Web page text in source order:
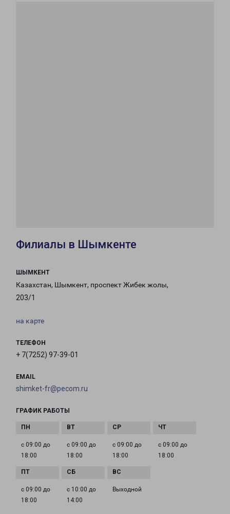
Филиалы в Шымкенте
ШЫМКЕНТ
Казахстан, Шымкент, проспект Жибек жолы,
203/1
на карте
ТЕЛЕФОН
+ 7(7252) 97-39-01
EMAIL
shimket-fr@pecom.ru
ГРАФИК РАБОТЫ
с 09:00 до
18:00
с 09:00 до
18:00
с 09:00 до
18:00
с 09:00 до
18:00
с 09:00 до
18:00
с 10:00 до
14:00
Выходной